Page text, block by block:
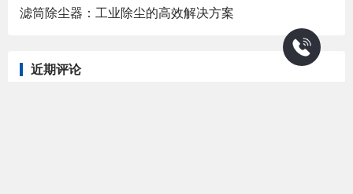
滤筒除尘器：工业除尘的高效解决方案
近期评论